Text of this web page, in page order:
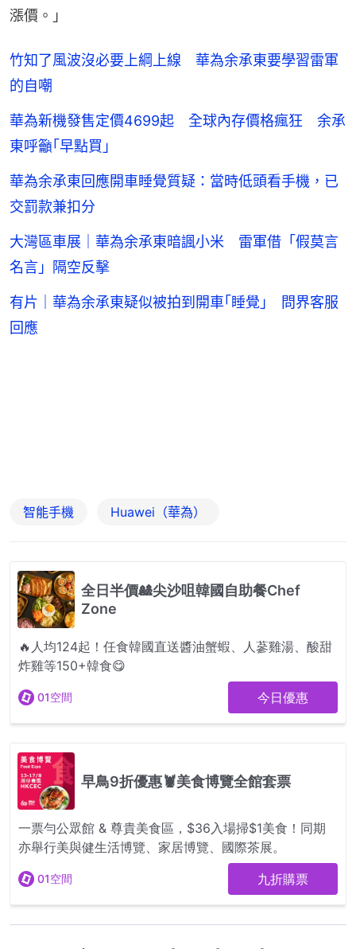
漲價。」
竹知了風波沒必要上綱上線 華為余承東要學習雷軍
的自嘲
華為新機發售定價4699起 全球內存價格瘋狂 余承
東呼籲｢早點買｣
華為余承東回應開車睡覺質疑：當時低頭看手機，已
交罰款兼扣分
大灣區車展｜華為余承東暗諷小米 雷軍借「假莫言
名言」隔空反擊
有片｜華為余承東疑似被拍到開車｢睡覺｣ 問界客服
回應
智能手機 Huawei（華為）